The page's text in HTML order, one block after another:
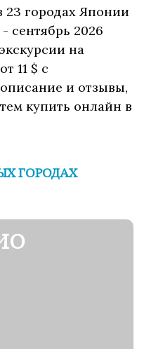
23 городах Японии
сентябрь 2026
на
11 $ с
и отзывы,
купить онлайн в
ГОРОДАХ